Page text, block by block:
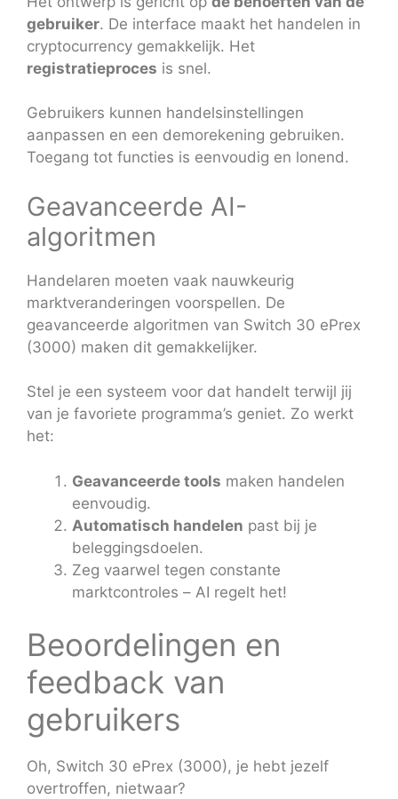
gebruiker. De interface maakt het handelen in
cryptocurrency gemakkelijk. Het
registratieproces is snel.
Gebruikers kunnen handelsinstellingen
aanpassen en een demorekening gebruiken.
Toegang tot functies is eenvoudig en lonend.
Geavanceerde AI-
algoritmen
Handelaren moeten vaak nauwkeurig
marktveranderingen voorspellen. De
geavanceerde algoritmen van Switch 30 ePrex
(3000) maken dit gemakkelijker.
Stel je een systeem voor dat handelt terwijl jij
van je favoriete programma’s geniet. Zo werkt
het:
Geavanceerde tools maken handelen
eenvoudig.
Automatisch handelen past bij je
beleggingsdoelen.
Zeg vaarwel tegen constante
marktcontroles – AI regelt het!
Beoordelingen en
feedback van
gebruikers
Oh, Switch 30 ePrex (3000), je hebt jezelf
overtroffen, nietwaar?